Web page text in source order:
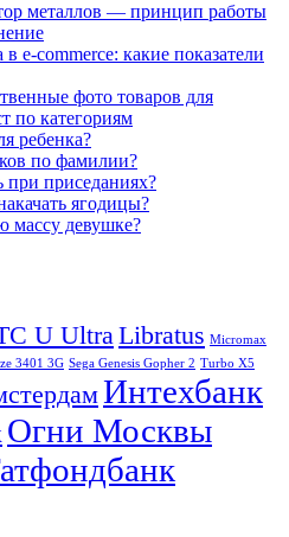
металлов — принцип работы
e-commerce: какие показатели
фото товаров для
по категориям
ребенка?
по фамилии?
приседаниях?
ягодицы?
массу девушке?
U UltraLibratus Micromax
3401 3G Sega Genesis Gopher 2 Turbo X5
Интехбанк
Огни Москвы